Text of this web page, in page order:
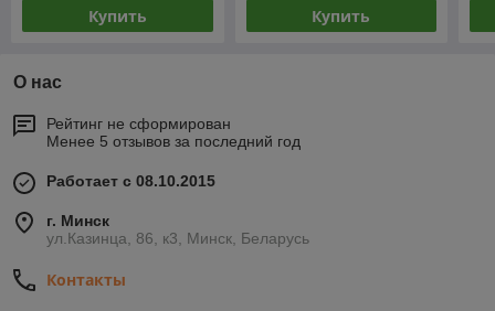
Купить Купить
О нас
Рейтинг не сформирован
Менее 5 отзывов за последний год
Работает с 08.10.2015
г. Минск
ул.Казинца, 86, к3, Минск, Беларусь
Контакты